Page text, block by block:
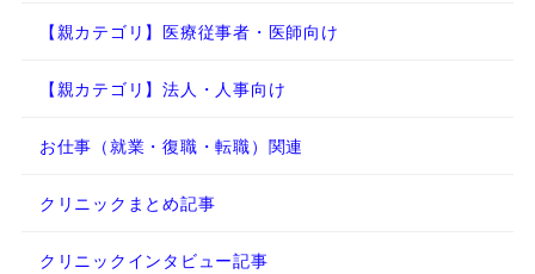
【親カテゴリ】医療従事者・医師向け
【親カテゴリ】法人・人事向け
お仕事（就業・復職・転職）関連
クリニックまとめ記事
クリニックインタビュー記事